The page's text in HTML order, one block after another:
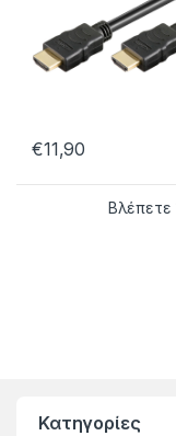
€11,90
Βλέπετε
Κατηγορίες